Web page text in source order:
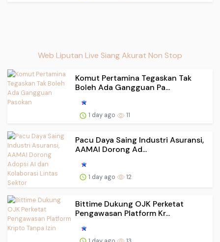
Web Liputan Live Siang Akurat Non Stop
Komut Pertamina Tegaskan Tak
Boleh Ada Gangguan Pa...
1 day ago 11
Pacu Daya Saing Industri Asuransi,
AAMAI Dorong Ad...
1 day ago 12
Bittime Dukung OJK Perketat
Pengawasan Platform Kr...